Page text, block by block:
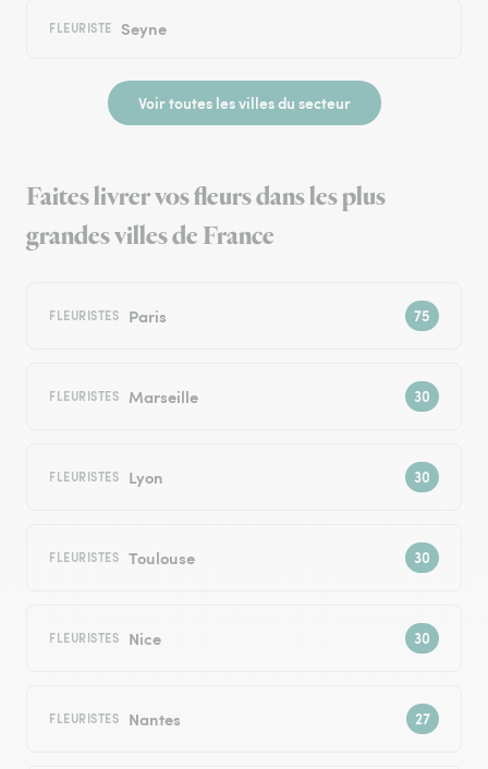
FLEURISTE Seyne
Voir toutes les villes du secteur
Faites livrer vos fleurs dans les plus
grandes villes de France
FLEURISTES Paris
FLEURISTES Marseille
FLEURISTES Lyon
FLEURISTES Toulouse
FLEURISTES Nice
FLEURISTES Nantes